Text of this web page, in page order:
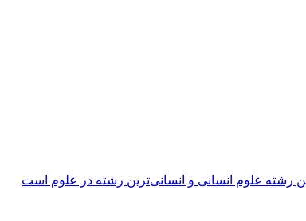
رشته علوم انسانی و انسانی‌ترین رشته در علوم است